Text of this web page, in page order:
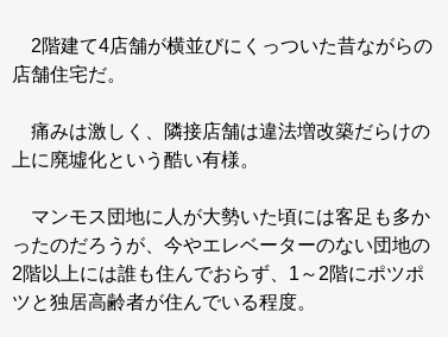
2階建て4店舗が横並びにくっついた昔ながらの
店舗住宅だ。
痛みは激しく、隣接店舗は違法増改築だらけの
上に廃墟化という酷い有様。
マンモス団地に人が大勢いた頃には客足も多か
ったのだろうが、今やエレベーターのない団地の
2階以上には誰も住んでおらず、1～2階にポツポ
ツと独居高齢者が住んでいる程度。